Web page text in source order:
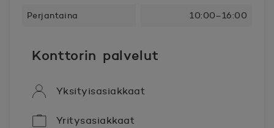
Perjantaina 10:00–16:00
Konttorin palvelut
Yksityisasiakkaat
Yritysasiakkaat